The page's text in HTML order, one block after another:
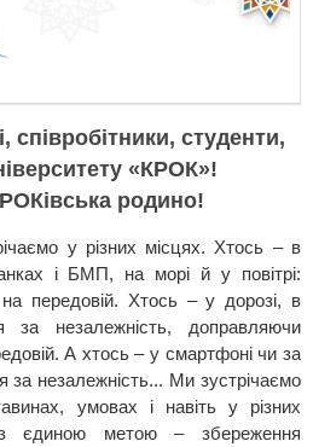
співробітники, студенти,
«КРОК»!
родино!
у різних місцях. Хтось – в
і БМП, на морі й у повітрі:
на передовій. Хтось – у дорозі, в
за незалежність, доправляючи
А хтось – у смартфоні чи за
за незалежність... Ми зустрічаємо
умовах і навіть у різних
єдиною метою – збереження